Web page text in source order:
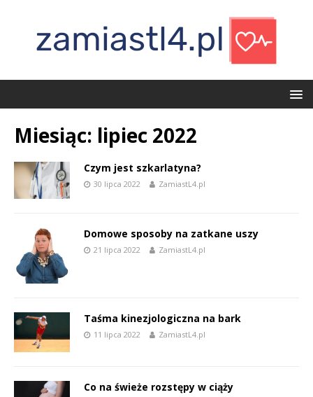
Miesiąc: lipiec 2022
Czym jest szkarlatyna?
30 lipca 2022 ZamiastL4.pl
Domowe sposoby na zatkane uszy
21 lipca 2022 ZamiastL4.pl
Taśma kinezjologiczna na bark
11 lipca 2022 ZamiastL4.pl
Co na świeże rozstępy w ciąży